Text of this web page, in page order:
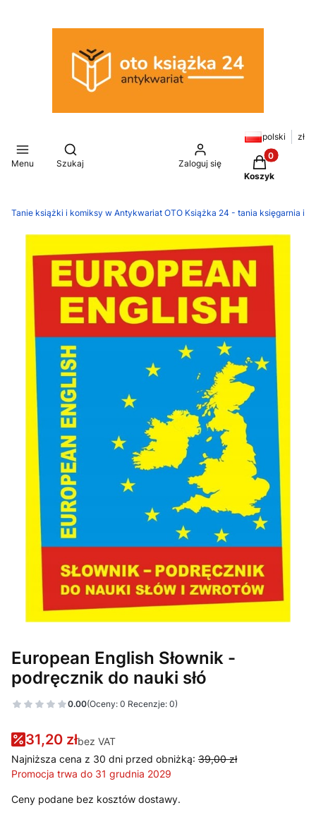
Menu
Otwórz wyszukiwarkę
Szukaj Zaloguj się
polski zł
Produkty w
Koszyk
Tanie książki i komiksy w Antykwariat OTO Książka 24 - tania księgarnia
European English Słownik -
podręcznik do nauki słó
0.00(Oceny: 0 Recenzje: 0)
Przejdź do sekcji Opinie
31,20 złbez VAT
Najniższa cena z 30 dni przed obniżką: 39,00 zł
Promocja trwa do 31 grudnia 2029
Ceny podane bez kosztów dostawy.